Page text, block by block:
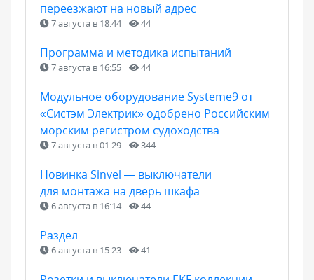
переезжают на новый адрес
7 августа в 18:44 44
Программа и методика испытаний
7 августа в 16:55 44
Модульное оборудование Systeme9 от
«Систэм Электрик» одобрено Российским
морским регистром судоходства
7 августа в 01:29 344
Новинка Sinvel — выключатели
для монтажа на дверь шкафа
6 августа в 16:14 44
Раздел
6 августа в 15:23 41